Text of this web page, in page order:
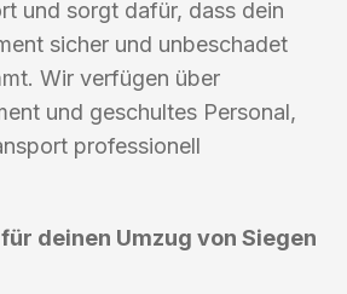
und sorgt dafür, dass dein
sicher und unbeschadet
Wir verfügen über
und geschultes Personal,
professionell
deinen Umzug von Siegen